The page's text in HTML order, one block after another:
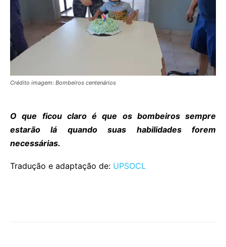
Crédito imagem: Bombeiros centenários
O que ficou claro é que os bombeiros sempre
estarão lá quando suas habilidades forem
necessárias.
Tradução e adaptação de: UPSOCL